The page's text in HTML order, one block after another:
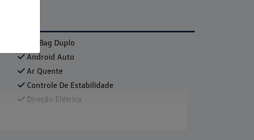
Air Bag Duplo
Android Auto
Ar Quente
Controle De Estabilidade
Direção Elétrica